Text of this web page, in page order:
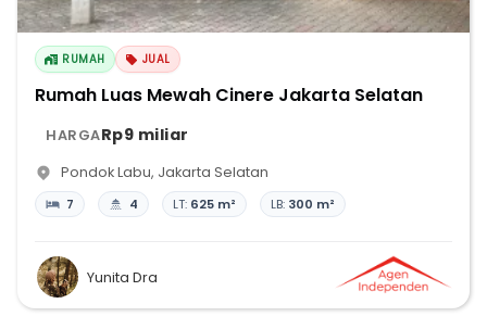
RUMAH JUAL
Rumah Luas Mewah Cinere Jakarta Selatan
HARGARp9 miliar
Pondok Labu, Jakarta Selatan
7 4 LT: 625 m² LB: 300 m²
Yunita Dra